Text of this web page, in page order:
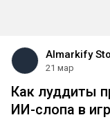
Almarkify
21 мар
Как луддиты
ИИ-слопа в